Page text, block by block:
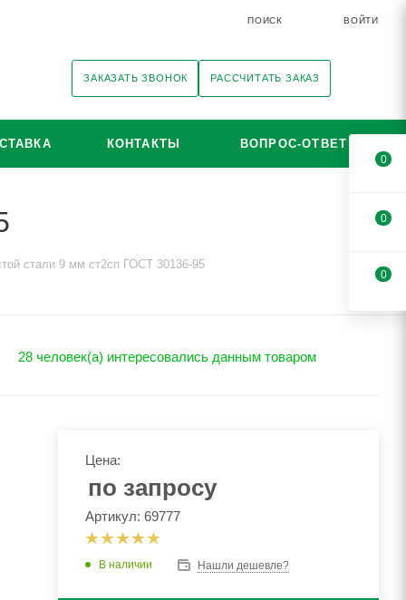
ПОИСК ВОЙТИ
ЗАКАЗАТЬ ЗВОНОК РАССЧИТАТЬ ЗАКАЗ
КОНТАКТЫ ВОПРОС-ОТВЕТ
стали 9 мм ст2сп ГОСТ 30136-95
28 человек(а) интересовались данным товаром
Цена:
по запросу
Артикул: 69777
В наличии Нашли дешевле?
0
0
0